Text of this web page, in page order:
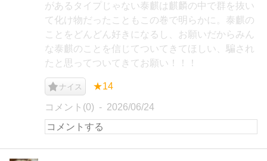
があるタイプじゃない泰麒は麒麟の中で群を抜い
て化け物だったこともこの巻で明らかに。泰麒の
ことをどんどん好きになるし、お願いだからみん
な泰麒のことを信じてついてきてほしい、騙され
たと思ってついてきてお願い！！！
ナイス ★14
コメント(0) 2026/06/24